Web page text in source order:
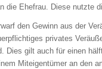
die Ehefrau. Diese nutzte
den Gewinn aus der
privates
Dies gilt auch für einen
Miteigentümer an den